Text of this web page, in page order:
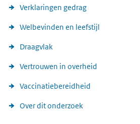
Verklaringen gedrag
Welbevinden en leefstijl
Draagvlak
Vertrouwen in overheid
Vaccinatiebereidheid
Over dit onderzoek